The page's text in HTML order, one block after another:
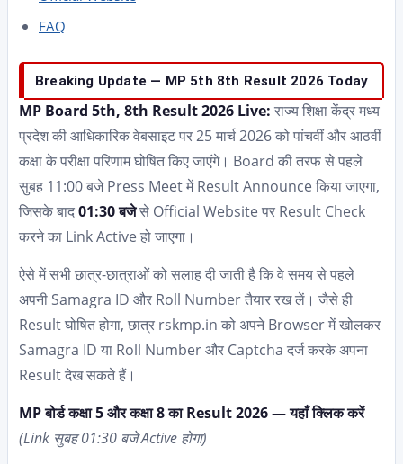
FAQ
Breaking Update — MP 5th 8th Result 2026 Today
MP Board 5th, 8th Result 2026 Live: राज्य शिक्षा केंद्र मध्य
प्रदेश की आधिकारिक वेबसाइट पर 25 मार्च 2026 को पांचवीं और आठवीं
कक्षा के परीक्षा परिणाम घोषित किए जाएंगे। Board की तरफ से पहले
सुबह 11:00 बजे Press Meet में Result Announce किया जाएगा,
जिसके बाद01:30 बजेसे Official Website पर Result Check
करने का Link Active हो जाएगा।
ऐसे में सभी छात्र-छात्राओं को सलाह दी जाती है कि वे समय से पहले
अपनी Samagra ID और Roll Number तैयार रख लें। जैसे ही
Result घोषित होगा, छात्र rskmp.in को अपने Browser में खोलकर
Samagra ID या Roll Number और Captcha दर्ज करके अपना
Result देख सकते हैं।
MP बोर्ड कक्षा 5 और कक्षा 8 का Result 2026 — यहाँ क्लिक करें
(Link सुबह 01:30 बजे Active होगा)